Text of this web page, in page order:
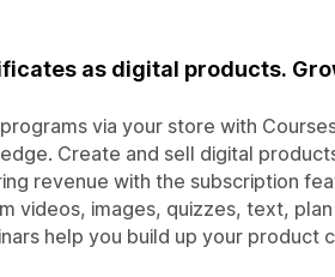
as digital products.
via your store with
Create and sell digital
revenue with the subscription
videos, images, quizzes, text,
help you build up your product